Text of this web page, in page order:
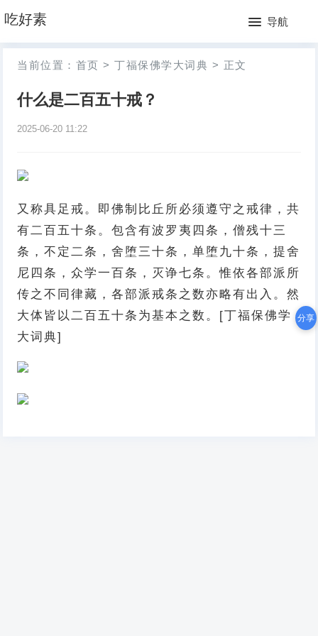
吃好素 导航
网
站
月
当前位置： 首页 > 丁福保佛学大词典 > 正文
什么是二百五十戒？
2025-06-20 11:22
又称具足戒。即佛制比丘所必须遵守之戒律，共
有二百五十条。包含有波罗夷四条，僧残十三
条，不定二条，舍堕三十条，单堕九十条，提舍
尼四条，众学一百条，灭诤七条。惟依各部派所
传之不同律藏，各部派戒条之数亦略有出入。然
大体皆以二百五十条为基本之数。[丁福保佛学
大词典]
分享